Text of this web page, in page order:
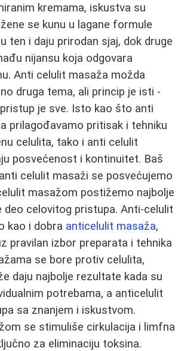
kremama, iskustva su
se kunu u lagane formule
ten i daju prirodan sjaj, dok druge
nijansu koja odgovara
Anti celulit masaža možda
druga tema, ali princip je isti -
je sve. Isto kao što anti
prilagođavamo pritisak i tehniku
celulita, tako i anti celulit
posvećenost i kontinuitet. Baš
celulit masaži se posvećujemo
masažom postižemo najbolje
deo celovitog pristupa. Anti-celulit
kao i dobra anticelulit masaža,
pravilan izbor preparata i tehnika
se bore protiv celulita,
daju najbolje rezultate kada su
potrebama, a anticelulit
sa znanjem i iskustvom.
se stimuliše cirkulacija i limfna
za eliminaciju toksina.